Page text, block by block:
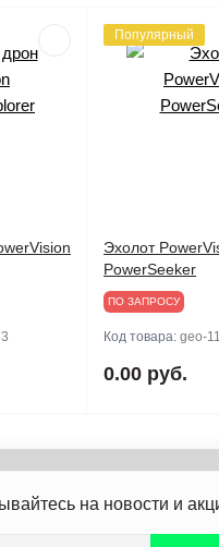
Популярный
Эхолот
PowerSeeker
ПО ЗАПРОСУ
Код товара: geo-
0.00 руб.
на новости и